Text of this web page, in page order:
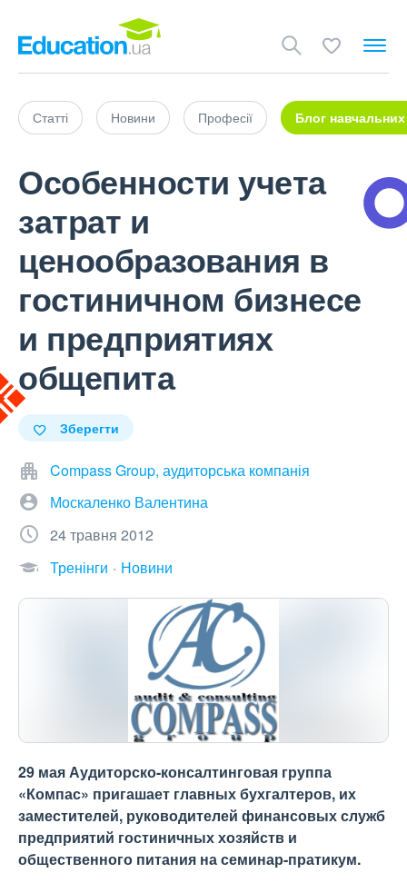
Статті Новини Професії Блог навчальних
Особенности учета
затрат и
ценообразования в
гостиничном бизнесе
и предприятиях
общепита
Зберегти
Compass Group, аудиторська компанія
Москаленко Валентина
24 травня 2012
Тренінги
Новини
29 мая Аудиторско-консалтинговая группа
«Компас» пригашает главных бухгалтеров, их
заместителей, руководителей финансовых служб
предприятий гостиничных хозяйств и
общественного питания на семинар-пратикум.